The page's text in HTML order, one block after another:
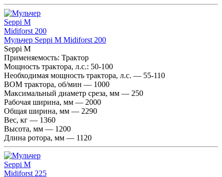
Мульчер Seppi M Midiforst 200
Seppi M
Применяемость: Трактор
Мощность трактора, л.с.: 50-100
Необходимая мощность трактора, л.с. — 55-110
ВОМ трактора, об/мин — 1000
Максимальный диаметр среза, мм — 250
Рабочая ширина, мм — 2000
Общая ширина, мм — 2290
Вес, кг — 1360
Высота, мм — 1200
Длина ротора, мм — 1120